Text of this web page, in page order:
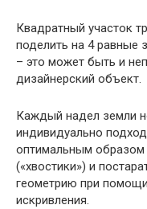
Квадратный участок
поделить на 4 равные
– это может быть и
дизайнерский объект.
Каждый надел земли
индивидуально
оптимальным образом
(«хвостики») и
геометрию при
искривления.